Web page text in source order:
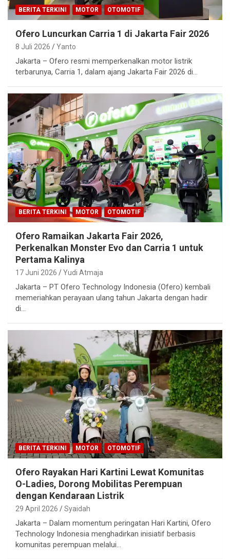
BERITA TERKINI MOTOR OTOMOTIF
Ofero Luncurkan Carria 1 di Jakarta Fair 2026
8 Juli 2026 Yanto
Jakarta – Ofero resmi memperkenalkan motor listrik
terbarunya, Carria 1, dalam ajang Jakarta Fair 2026 di…
BERITA TERKINI MOTOR OTOMOTIF
Ofero Ramaikan Jakarta Fair 2026,
Perkenalkan Monster Evo dan Carria 1 untuk
Pertama Kalinya
17 Juni 2026 Yudi Atmaja
Jakarta – PT Ofero Technology Indonesia (Ofero) kembali
memeriahkan perayaan ulang tahun Jakarta dengan hadir
di…
BERITA TERKINI MOTOR OTOMOTIF
Ofero Rayakan Hari Kartini Lewat Komunitas
O-Ladies, Dorong Mobilitas Perempuan
dengan Kendaraan Listrik
29 April 2026 Syaidah
Jakarta – Dalam momentum peringatan Hari Kartini, Ofero
Technology Indonesia menghadirkan inisiatif berbasis
komunitas perempuan melalui…